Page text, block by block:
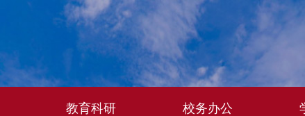
教育科研 校务办公